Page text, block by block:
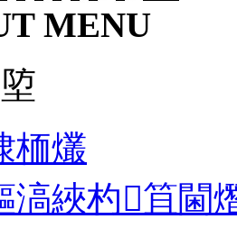
MENU
栭爜
滈綊杓笡閫